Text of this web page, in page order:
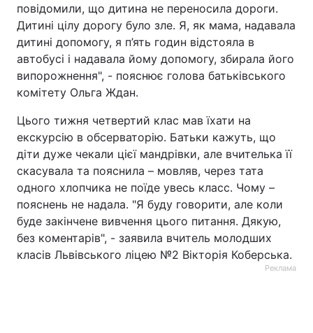
повідомили, що дитина не переносила дороги.
Дитині цілу дорогу було зле. Я, як мама, надавала
дитині допомогу, я п’ять годин відстояла в
автобусі і надавала йому допомогу, збирала його
випорожнення", - пояснює голова батьківського
комітету Ольга Ждан.
Цього тижня четвертий клас мав їхати на
екскурсію в обсерваторію. Батьки кажуть, що
діти дуже чекали цієї мандрівки, але вчителька її
скасувала та пояснила – мовляв, через тата
одного хлопчика не поїде увесь класс. Чому –
пояснень не надала. "Я буду говорити, але коли
буде закінчене вивчення цього питання. Дякую,
без коментарів", - заявила вчитель молодших
класів Львівського ліцею №2 Вікторія Коберська.
Реклама